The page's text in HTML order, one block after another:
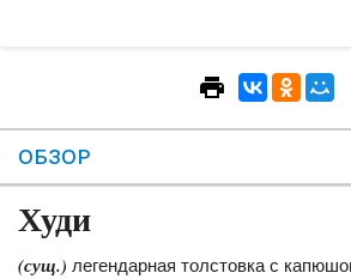
ОБЗОР
Худи
(сущ.) легендарная толстовка с